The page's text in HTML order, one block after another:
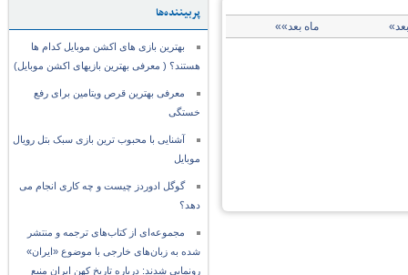
پربیننده‌ها
بهترین بازی های اکشن موبایل کدام ها
هستند؟ ( معرفی بهترین بازیهای اکشن موبایل)
معرفی بهترین قرص ویتامین برای رفع
خستگی
آشنایی با محبوب ترین بازی سبک بتل رویال
موبایل
گوگل ادوردز چیست و چه کاری انجام می
دهد؟
مجموعه‌ای از کتاب‌های ترجمه و منتشر
شده به زبان‌های خارجی با موضوع «ایران»
رونمایی شدند: درباره تاریخ کهن ایران منبع
ماه بعد»»